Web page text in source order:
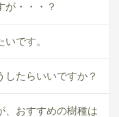
が・・・？
です。
たらいいですか？
、おすすめの樹種は